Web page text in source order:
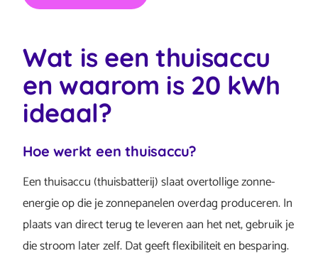
Wat is een thuisaccu
en waarom is 20 kWh
ideaal?
Hoe werkt een thuisaccu?
Een thuisaccu (thuisbatterij) slaat overtollige zonne-
energie op die je zonnepanelen overdag produceren. In
plaats van direct terug te leveren aan het net, gebruik je
die stroom later zelf. Dat geeft flexibiliteit en besparing.